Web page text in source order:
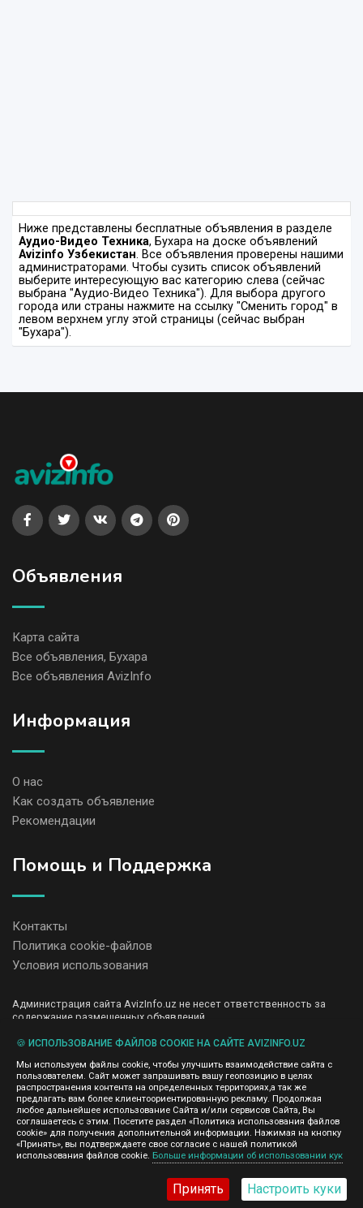
Ниже представлены бесплатные объявления в разделе
Аудио-Видео Техника, Бухара на доске объявлений
Avizinfo Узбекистан. Все объявления проверены нашими
администраторами. Чтобы сузить список объявлений
выберите интересующую вас категорию слева (сейчас
выбрана "Аудио-Видео Техника"). Для выбора другого
города или страны нажмите на ссылку "Сменить город" в
левом верхнем углу этой страницы (сейчас выбран
"Бухара").
Объявления
Карта сайта
Все объявления, Бухара
Все объявления AvizInfo
Информация
О нас
Как создать объявление
Рекомендации
Помощь и Поддержка
Контакты
Политика cookie-файлов
Условия использования
Администрация сайта AvizInfo.uz не несет ответственность за
содержание размещенных объявлений.
передаем и не продаем личную информацию зарегистрированных
правила конфиденциальности сайтов на которые ссылается
AvizInfo.uz. На некоторых страницах нашего сайта представлена
реклама Google Adsense Advertising Network. Чтобы узнать
подробней о правилах конфиденциальности Google нажмите тут
©2008-2026,AvizInfo.uz
🍪 ИСПОЛЬЗОВАНИЕ ФАЙЛОВ COOKIE НА САЙТЕ AVIZINFO.UZ
Мы используем файлы cookie, чтобы улучшить взаимодействие сайта с
пользователем. Сайт может запрашивать вашу геопозицию в целях
распространения контента на определенных территориях,а так же
предлагать вам более клиентоориентированную рекламу. Продолжая
любое дальнейшее использование Сайта и/или сервисов Сайта, Вы
соглашаетесь с этим. Посетите раздел «Политика использования файлов
cookie» для получения дополнительной информации. Нажимая на кнопку
«Принять», вы подтверждаете свое согласие с нашей политикой
использования файлов cookie. Больше информации об использовании кук
Принять Настроить куки